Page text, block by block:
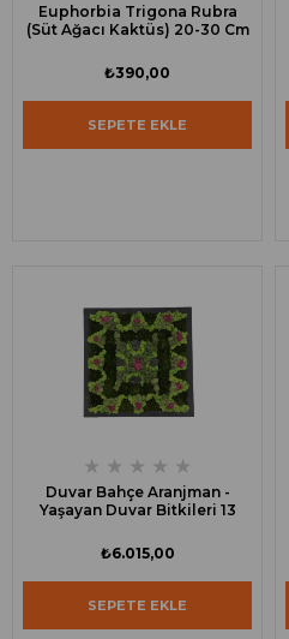
Euphorbia Trigona Rubra
(Süt Ağacı Kaktüs) 20-30 Cm
₺390,00
SEPETE EKLE
★ ★ ★ ★ ★
Duvar Bahçe Aranjman -
Yaşayan Duvar Bitkileri 13
₺6.015,00
SEPETE EKLE